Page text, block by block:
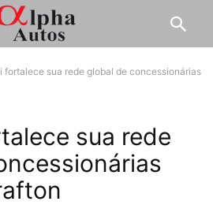
fortalece sua rede global de concessionárias
sua rede